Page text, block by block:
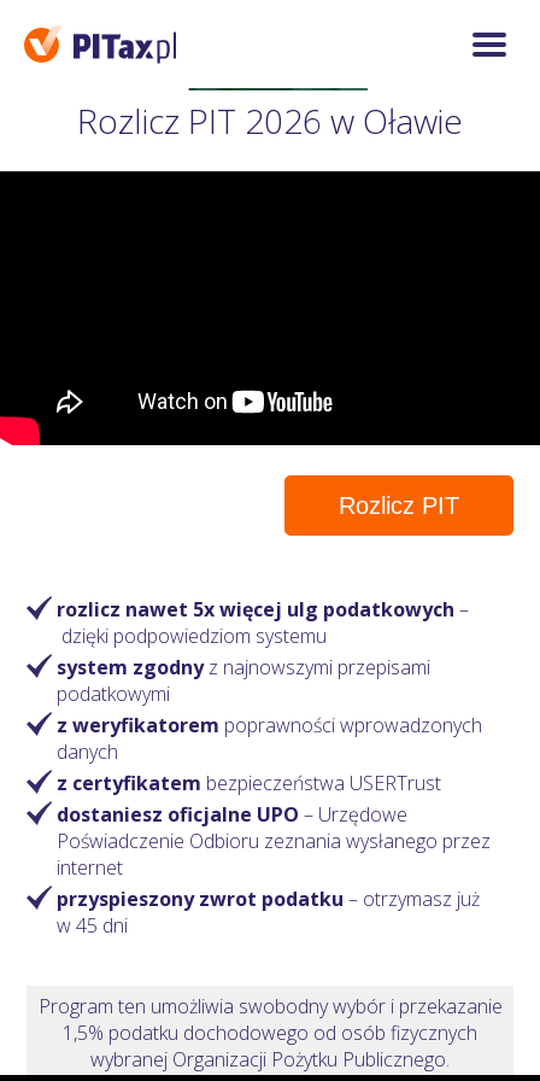
Rozlicz PIT 2026 w Oławie
Rozlicz PIT
rozlicz nawet 5x więcej ulg podatkowych–
dzięki podpowiedziom systemu
system zgodnyz najnowszymi przepisami
podatkowymi
z weryfikatorem poprawności wprowadzonych
danych
z certyfikatem bezpieczeństwa USERTrust
dostaniesz oficjalne UPO – Urzędowe
Poświadczenie Odbioru zeznania wysłanego przez
internet
przyspieszony zwrot podatku – otrzymasz już
w 45 dni
Program ten umożliwia swobodny wybór i przekazanie
1,5% podatku dochodowego od osób fizycznych
wybranej Organizacji Pożytku Publicznego.